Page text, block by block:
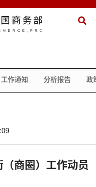
工作通知 分析报告 政
商圈）工作动员